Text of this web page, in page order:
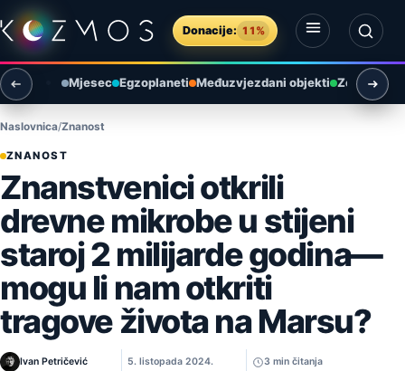
Preskoči na sadržaj
Donacije: 11%
Otvori izbornik
Otvori pretragu
Mjesec Egzoplaneti Međuzvjezdani objekti Zemlja i
Naslovnica Znanost
ZNANOST
Znanstvenici otkrili
drevne mikrobe u stijeni
staroj 2 milijarde godina—
mogu li nam otkriti
tragove života na Marsu?
Ivan Petričević 5. listopada 2024. 3 min čitanja